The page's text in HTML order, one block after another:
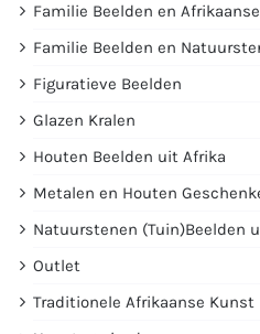
Familie Beelden en
Familie Beelden en
Figuratieve Beelden
Glazen Kralen
Houten Beelden uit Afrika
Metalen en Houten
Natuurstenen (Tuin)Beelden
Outlet
Traditionele Afrikaanse Kunst